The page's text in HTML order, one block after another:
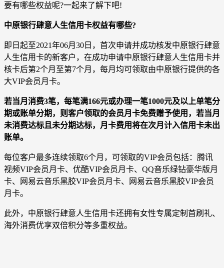
要有哪些权益呢?一起来了解下吧!
中原银行肆意人生信用卡权益有哪些?
即日起至2021年06月30日，首次申请并成功核发中原银行肆意
人生信用卡的新客户，在成功申请中原银行肆意人生信用卡并
核卡后第2个月至第7个月，每月均可领取由中原银行提供的各
大VIP会员月卡。
若当月消费3笔，每笔满166元或办理一笔1000元及以上单笔分
期或账单分期，则客户领取的会员月卡免费赠予使用，若当月
未消费达标且未分期达标，月卡费用将在次月计入信用卡未出
账单。
每位客户最多连续领取6个月，可领取的VIP会员包括：腾讯
视频VIP会员月卡、优酷VIP会员月卡、QQ音乐绿钻豪华版月
卡、网易云音乐黑胶VIP会员月卡、网易云音乐黑胶VIP会员
月卡。
此外，中原银行肆意人生信用卡还拥有女性专属定制首刷礼、
海外消费优享双倍积分等多重权益。